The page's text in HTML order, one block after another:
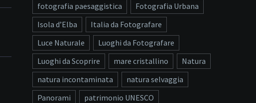
fotografia paesaggistica
Fotografia Urbana
Isola d’Elba
Italia da Fotografare
Luce Naturale
Luoghi da Fotografare
Luoghi da Scoprire
mare cristallino
Natura
natura incontaminata
natura selvaggia
Panorami
patrimonio UNESCO